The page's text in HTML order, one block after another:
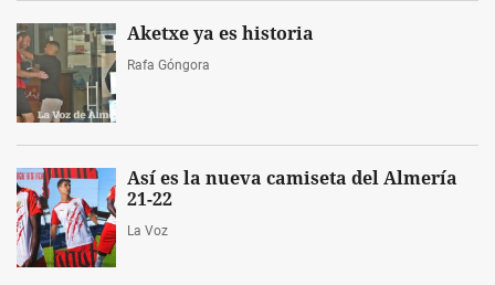
Aketxe ya es historia
Rafa Góngora
Así es la nueva camiseta del Almería
21-22
La Voz